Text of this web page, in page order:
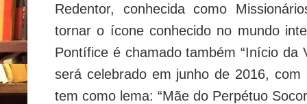
Redentor, conhecida como
tornar o ícone conhecido no mundo
Pontífice é chamado também “Início da
será celebrado em junho de 2016,
tem como lema: “Mãe do Perpétuo